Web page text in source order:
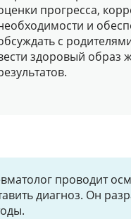
прогресса,
и
с
здоровый образ
проводит
диагноз. Он